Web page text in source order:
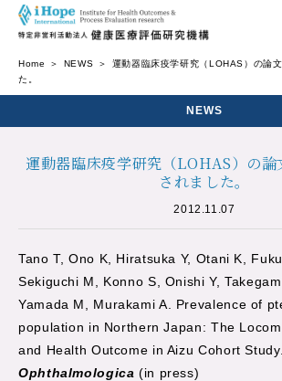
Home NEWS
運動器臨床疫学研究（LOHAS）の論
た。
NEWS
運動器臨床疫学研究（LOHAS）の論
されました。
2012.11.07
Tano T, Ono K, Hiratsuka Y, Otani K,
Sekiguchi M, Konno S, Onishi Y,
Yamada M, Murakami A. Prevalence of
population in Northern Japan: The
and Health Outcome in Aizu Cohort Study.
Ophthalmologica (in press)